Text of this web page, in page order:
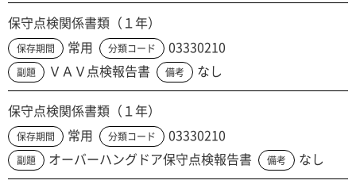
保守点検関係書類（１年）
保存期間 常用 分類コード 03330210
副題 ＶＡＶ点検報告書 備考 なし
保守点検関係書類（１年）
保存期間 常用 分類コード 03330210
副題 オーバーハングドア保守点検報告書 備考 なし